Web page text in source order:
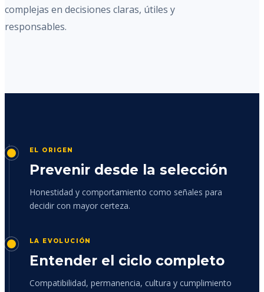
complejas en decisiones claras, útiles y
responsables.
EL ORIGEN
Prevenir desde la selección
Honestidad y comportamiento como señales para
decidir con mayor certeza.
LA EVOLUCIÓN
Entender el ciclo completo
Compatibilidad, permanencia, cultura y cumplimiento